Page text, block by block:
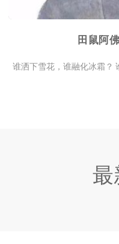
田鼠阿
谁洒下雪花，谁融化冰霜？
最